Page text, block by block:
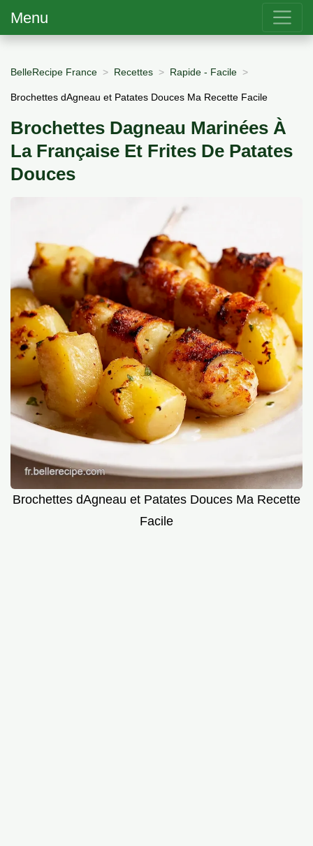
Menu
BelleRecipe France Recettes Rapide - Facile
Brochettes dAgneau et Patates Douces Ma Recette Facile
Brochettes Dagneau Marinées À
La Française Et Frites De Patates
Douces
Brochettes dAgneau et Patates Douces Ma Recette
Facile